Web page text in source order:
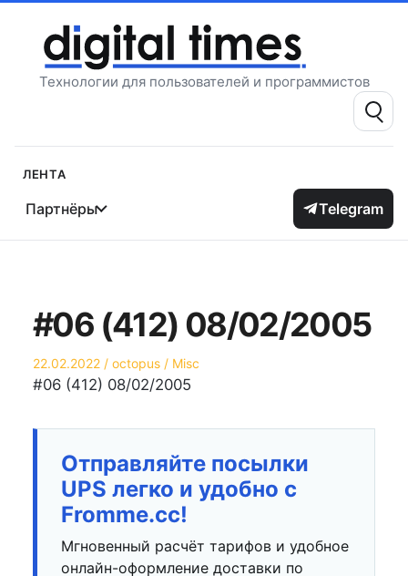
содержимому
Технологии для пользователей и программистов
Поиск:
Лента
Партнёры Telegram
#06 (412) 08/02/2005
Опубликовано
на
22.02.2022 Автор
octopus
Опубликовано
в
Misc
#06 (412) 08/02/2005
Отправляйте посылки
UPS легко и удобно с
Fromme.cc!
Мгновенный расчёт тарифов и удобное
онлайн-оформление доставки по